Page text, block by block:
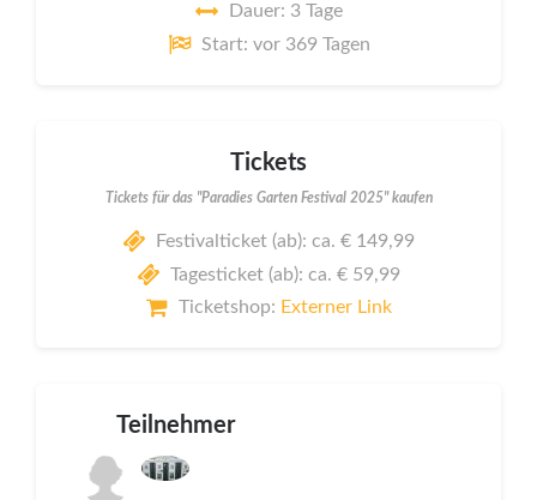
Dauer: 3 Tage
Start: vor 369 Tagen
Tickets
Tickets für das "Paradies Garten Festival 2025" kaufen
Festivalticket (ab): ca. € 149,99
Tagesticket (ab): ca. € 59,99
Ticketshop: Externer Link
Teilnehmer